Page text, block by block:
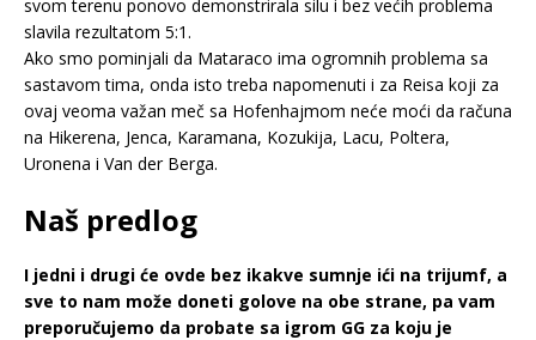
svom terenu ponovo demonstrirala silu i bez većih problema
slavila rezultatom 5:1.
Ako smo pominjali da Mataraco ima ogromnih problema sa
sastavom tima, onda isto treba napomenuti i za Reisa koji za
ovaj veoma važan meč sa Hofenhajmom neće moći da računa
na Hikerena, Jenca, Karamana, Kozukija, Lacu, Poltera,
Uronena i Van der Berga.
Naš predlog
I jedni i drugi će ovde bez ikakve sumnje ići na trijumf, a
sve to nam može doneti golove na obe strane, pa vam
preporučujemo da probate sa igrom GG za koju je